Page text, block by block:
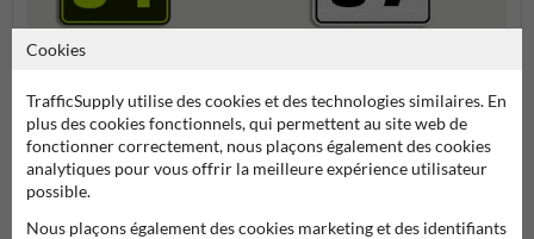
Numéros de maison et plaques numéro de maison
Cookies
TrafficSupply utilise des cookies et des technologies similaires. En
plus des cookies fonctionnels, qui permettent au site web de
fonctionner correctement, nous plaçons également des cookies
analytiques pour vous offrir la meilleure expérience utilisateur
possible.
Nous plaçons également des cookies marketing et des identifiants